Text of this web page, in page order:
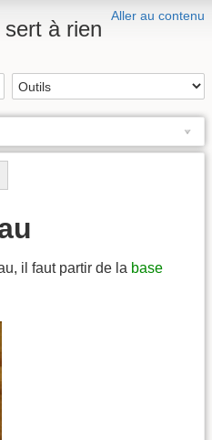
Aller au contenu
à rien
il faut partir de la base